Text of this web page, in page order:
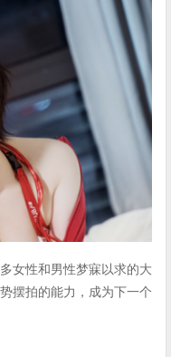
女性和男性梦寐以求的大
摆拍的能力，成为下一个